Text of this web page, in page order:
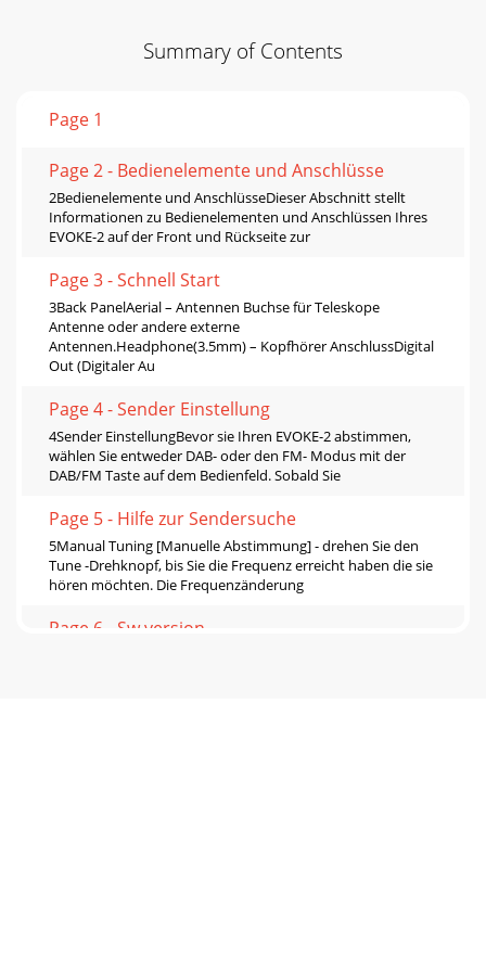
Summary of Contents
Page 1
Page 2 - Bedienelemente und Anschlüsse
2Bedienelemente und AnschlüsseDieser Abschnitt stellt
Informationen zu Bedienelementen und Anschlüssen Ihres
EVOKE-2 auf der Front und Rückseite zur
Page 3 - Schnell Start
3Back PanelAerial – Antennen Buchse für Teleskope
Antenne oder andere externe
Antennen.Headphone(3.5mm) – Kopfhörer AnschlussDigital
Out (Digitaler Au
Page 4 - Sender Einstellung
4Sender EinstellungBevor sie Ihren EVOKE-2 abstimmen,
wählen Sie entweder DAB- oder den FM- Modus mit der
DAB/FM Taste auf dem Bedienfeld. Sobald Sie
Page 5 - Hilfe zur Sendersuche
5Manual Tuning [Manuelle Abstimmung] - drehen Sie den
Tune -Drehknopf, bis Sie die Frequenz erreicht haben die sie
hören möchten. Die Frequenzänderung
Page 6 - Sw version